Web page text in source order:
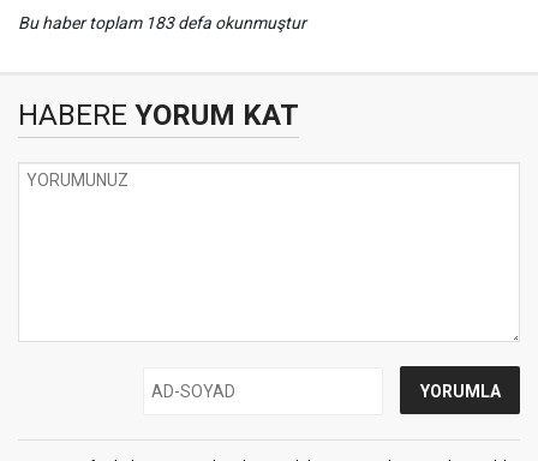
Bu haber toplam 183 defa okunmuştur
HABERE YORUM KAT